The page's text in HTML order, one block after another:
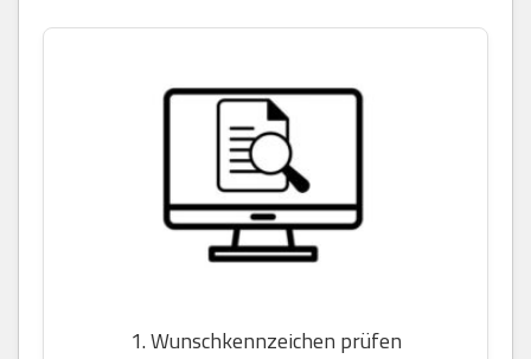
1. Wunschkennzeichen prüfen